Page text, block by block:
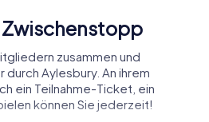
Zwischenstopp
zusammen und
Aylesbury. An ihrem
ein Teilnahme-Ticket, ein
können Sie jederzeit!